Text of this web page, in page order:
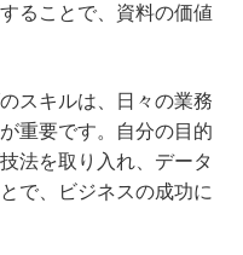
ることで、資料の価値
スキルは、日々の業務
重要です。自分の目的
法を取り入れ、データ
で、ビジネスの成功に